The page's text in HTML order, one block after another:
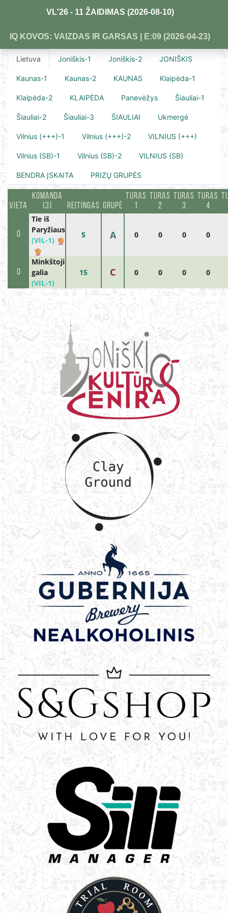
VL'26 - 11 ŽAIDIMAS (2026-08-10)
IQ KOVOS: VAIZDAS IR GARSAS | E:09 (2026-04-23)
Lietuva Joniškis-1 Joniškis-2 JONIŠKIS
Kaunas-1 Kaunas-2 KAUNAS Klaipėda-1
Klaipėda-2 KLAIPĖDA Panevėžys Šiauliai-1
Šiauliai-2 Šiauliai-3 ŠIAULIAI Ukmergė
Vilnius (+++)-1 Vilnius (+++)-2 VILNIUS (+++)
Vilnius (SB)-1 Vilnius (SB)-2 VILNIUS (SB)
BENDRA ĮSKAITA PRIZŲ GRUPĖS
VIETA
KOMANDA
(3)
REITINGAS GRUPĖ
TURAS
1
TURAS
2
TURAS
3
TURAS
4
0
Tie iš
Paryžiaus
(VIL-1)
5 A 0 0 0 0
0
Minkštoji
galia
(VIL-1)
15 C 0 0 0 0